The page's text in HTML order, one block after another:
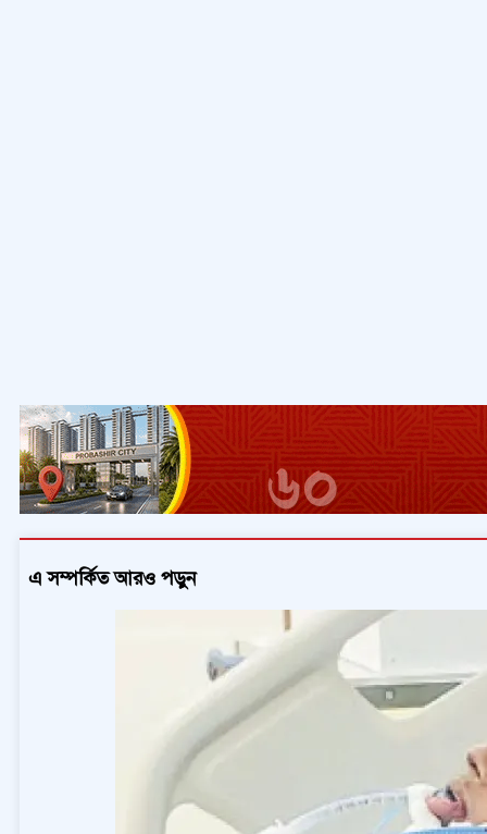
এ সম্পর্কিত আরও পড়ুন